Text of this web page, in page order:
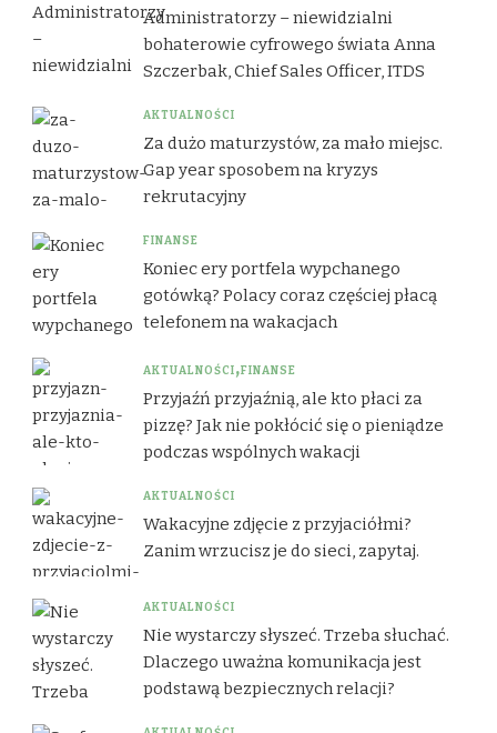
Administratorzy – niewidzialni
bohaterowie cyfrowego świata Anna
Szczerbak, Chief Sales Officer, ITDS
AKTUALNOŚCI
Za dużo maturzystów, za mało miejsc.
Gap year sposobem na kryzys
rekrutacyjny
FINANSE
Koniec ery portfela wypchanego
gotówką? Polacy coraz częściej płacą
telefonem na wakacjach
AKTUALNOŚCI FINANSE
Przyjaźń przyjaźnią, ale kto płaci za
pizzę? Jak nie pokłócić się o pieniądze
podczas wspólnych wakacji
AKTUALNOŚCI
Wakacyjne zdjęcie z przyjaciółmi?
Zanim wrzucisz je do sieci, zapytaj.
AKTUALNOŚCI
Nie wystarczy słyszeć. Trzeba słuchać.
Dlaczego uważna komunikacja jest
podstawą bezpiecznych relacji?